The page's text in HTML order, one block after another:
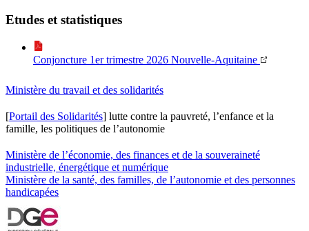
Etudes et statistiques
Conjoncture 1er trimestre 2026 Nouvelle-Aquitaine
Ministère du travail et des solidarités
[Portail des Solidarités] lutte contre la pauvreté, l’enfance et la
famille, les politiques de l’autonomie
Ministère de l’économie, des finances et de la souveraineté
industrielle, énergétique et numérique
Ministère de la santé, des familles, de l’autonomie et des personnes
handicapées